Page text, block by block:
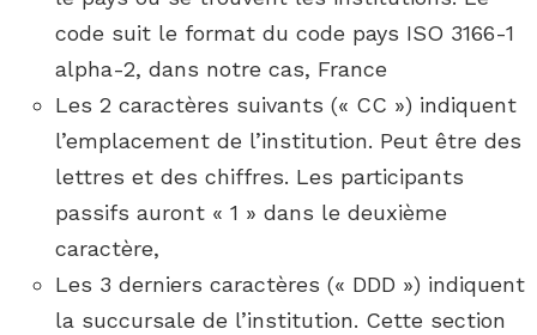
code suit le format du code pays ISO 3166-1
alpha-2, dans notre cas, France
Les 2 caractères suivants (« CC ») indiquent
l’emplacement de l’institution. Peut être des
lettres et des chiffres. Les participants
passifs auront « 1 » dans le deuxième
caractère,
Les 3 derniers caractères (« DDD ») indiquent
la succursale de l’institution. Cette section